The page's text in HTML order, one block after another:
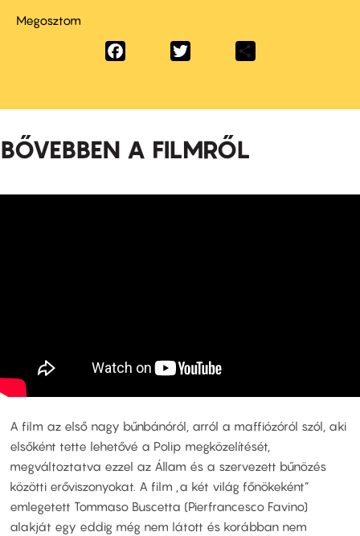
Megosztom
Facebook
BŐVEBBEN A FILMRŐL
A film az első nagy bűnbánóról, arról a maffiózóról szól, aki
elsőként tette lehetővé a Polip megközelítését,
megváltoztatva ezzel az Állam és a szervezett bűnözés
közötti erőviszonyokat. A film „a két világ főnökeként”
emlegetett Tommaso Buscetta (Pierfrancesco Favino)
alakját egy eddig még nem látott és korábban nem